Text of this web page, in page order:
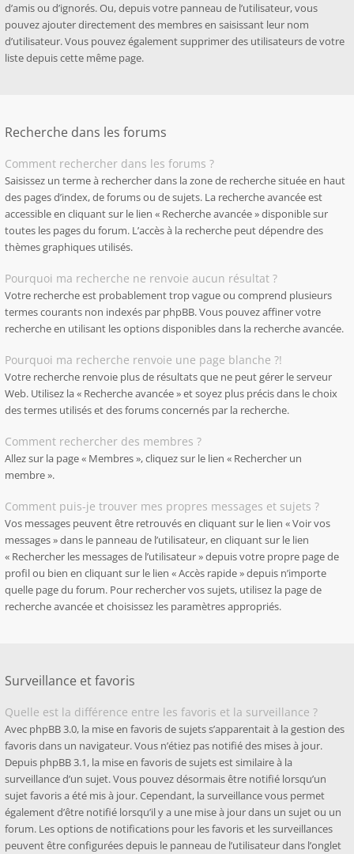
d’amis ou d’ignorés. Ou, depuis votre panneau de l’utilisateur, vous
pouvez ajouter directement des membres en saisissant leur nom
d’utilisateur. Vous pouvez également supprimer des utilisateurs de votre
liste depuis cette même page.
Recherche dans les forums
Comment rechercher dans les forums ?
Saisissez un terme à rechercher dans la zone de recherche située en haut
des pages d’index, de forums ou de sujets. La recherche avancée est
accessible en cliquant sur le lien « Recherche avancée » disponible sur
toutes les pages du forum. L’accès à la recherche peut dépendre des
thèmes graphiques utilisés.
Pourquoi ma recherche ne renvoie aucun résultat ?
Votre recherche est probablement trop vague ou comprend plusieurs
termes courants non indexés par phpBB. Vous pouvez affiner votre
recherche en utilisant les options disponibles dans la recherche avancée.
Pourquoi ma recherche renvoie une page blanche ?!
Votre recherche renvoie plus de résultats que ne peut gérer le serveur
Web. Utilisez la « Recherche avancée » et soyez plus précis dans le choix
des termes utilisés et des forums concernés par la recherche.
Comment rechercher des membres ?
Allez sur la page « Membres », cliquez sur le lien « Rechercher un
membre ».
Comment puis-je trouver mes propres messages et sujets ?
Vos messages peuvent être retrouvés en cliquant sur le lien « Voir vos
messages » dans le panneau de l’utilisateur, en cliquant sur le lien
« Rechercher les messages de l’utilisateur » depuis votre propre page de
profil ou bien en cliquant sur le lien « Accès rapide » depuis n’importe
quelle page du forum. Pour rechercher vos sujets, utilisez la page de
recherche avancée et choisissez les paramètres appropriés.
Surveillance et favoris
Quelle est la différence entre les favoris et la surveillance ?
Avec phpBB 3.0, la mise en favoris de sujets s’apparentait à la gestion des
favoris dans un navigateur. Vous n’étiez pas notifié des mises à jour.
Depuis phpBB 3.1, la mise en favoris de sujets est similaire à la
surveillance d’un sujet. Vous pouvez désormais être notifié lorsqu’un
sujet favoris a été mis à jour. Cependant, la surveillance vous permet
également d’être notifié lorsqu’il y a une mise à jour dans un sujet ou un
forum. Les options de notifications pour les favoris et les surveillances
peuvent être configurées depuis le panneau de l’utilisateur dans l’onglet